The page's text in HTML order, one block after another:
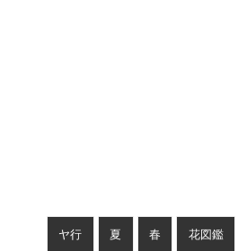
ヤ行 夏 春 花図鑑